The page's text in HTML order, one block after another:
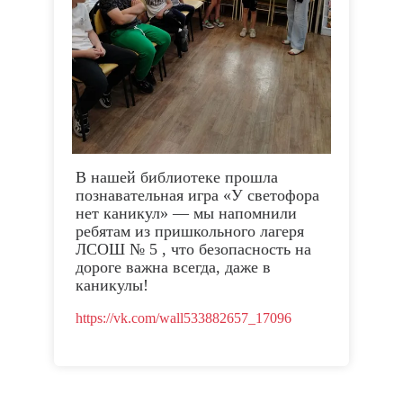
В нашей библиотеке прошла
познавательная игра «У светофора
нет каникул» — мы напомнили
ребятам из пришкольного лагеря
ЛСОШ № 5 , что безопасность на
дороге важна всегда, даже в
каникулы!
https://vk.com/wall533882657_17096